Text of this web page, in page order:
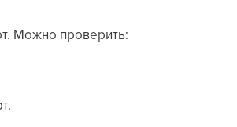
Можно проверить: